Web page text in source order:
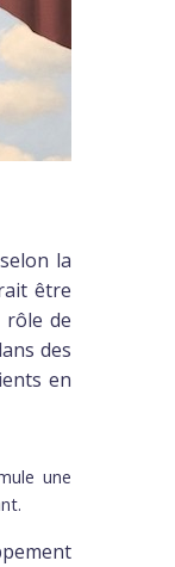
la
être
rôle de
des
en
une